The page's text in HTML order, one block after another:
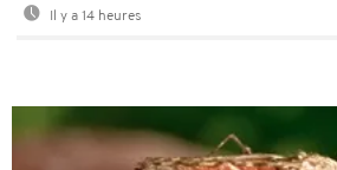
Il y a 14 heures